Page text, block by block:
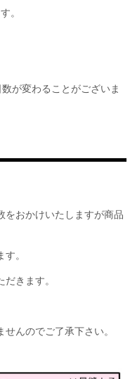
。
が変わることがございま
をおかけいたしますが商品
。
きます。
んのでご了承下さい。